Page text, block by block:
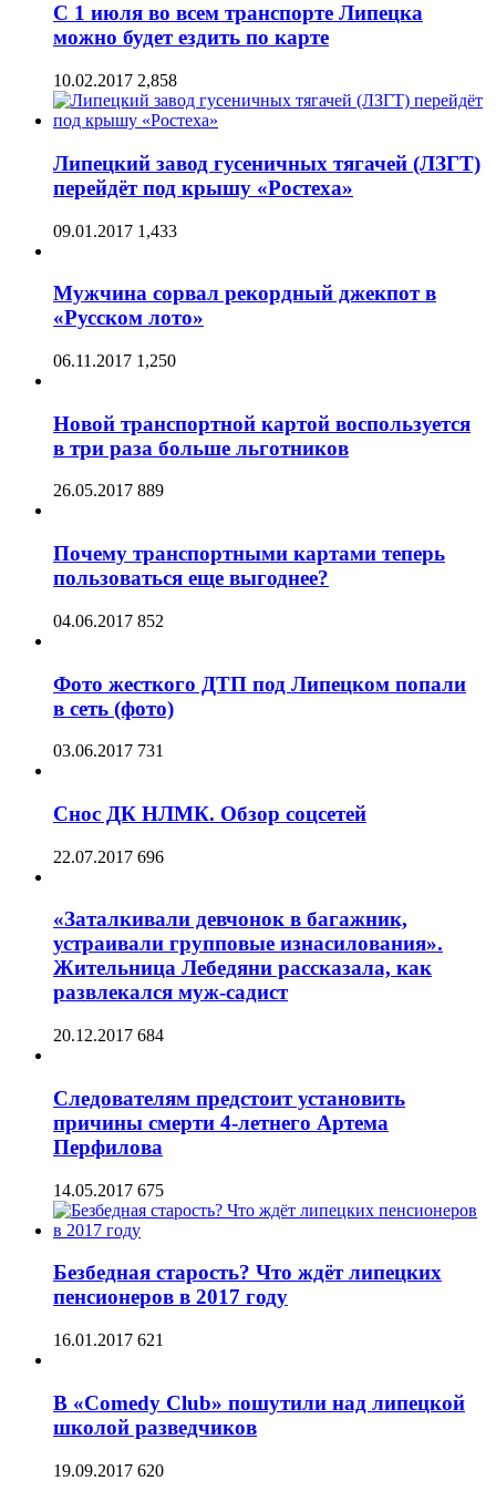
С 1 июля во всем транспорте Липецка
можно будет ездить по карте
10.02.2017 2,858
Липецкий завод гусеничных тягачей (ЛЗГТ)
перейдёт под крышу «Ростеха»
09.01.2017 1,433
Мужчина сорвал рекордный джекпот в
«Русском лото»
06.11.2017 1,250
Новой транспортной картой воспользуется
в три раза больше льготников
26.05.2017 889
Почему транспортными картами теперь
пользоваться еще выгоднее?
04.06.2017 852
Фото жесткого ДТП под Липецком попали
в сеть (фото)
03.06.2017 731
Снос ДК НЛМК. Обзор соцсетей
22.07.2017 696
«Заталкивали девчонок в багажник,
устраивали групповые изнасилования».
Жительница Лебедяни рассказала, как
развлекался муж-садист
20.12.2017 684
Следователям предстоит установить
причины смерти 4-летнего Артема
Перфилова
14.05.2017 675
Безбедная старость? Что ждёт липецких
пенсионеров в 2017 году
16.01.2017 621
В «Comedy Club» пошутили над липецкой
школой разведчиков
19.09.2017 620